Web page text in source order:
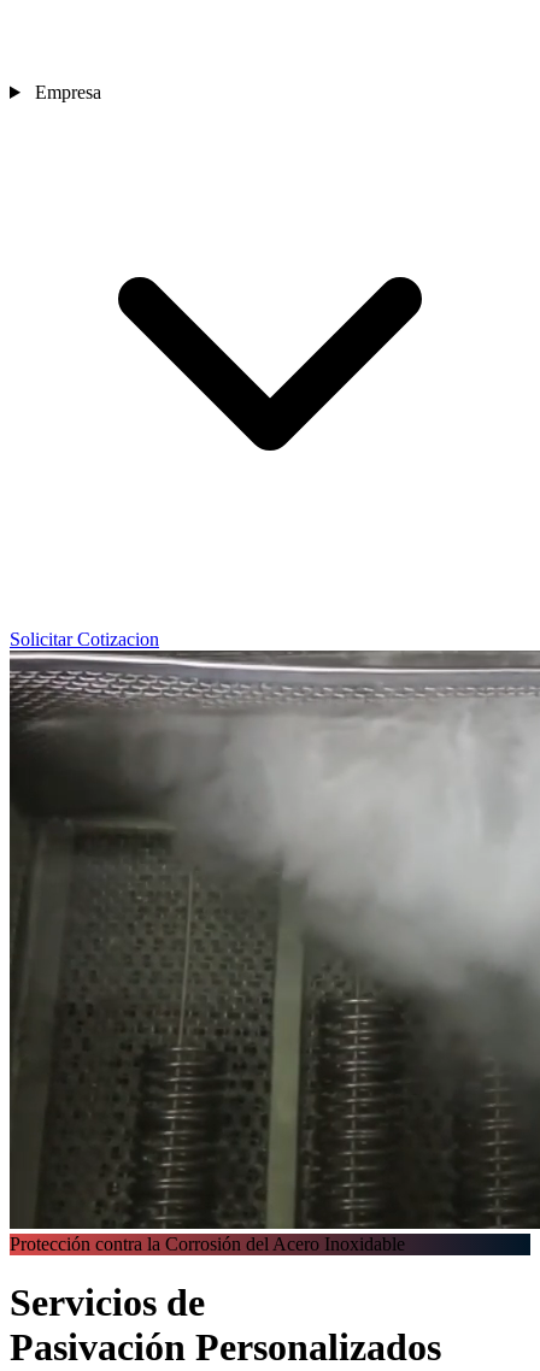
Empresa
Solicitar Cotizacion
Protección contra la Corrosión del Acero Inoxidable
Servicios de
Pasivación Personalizados